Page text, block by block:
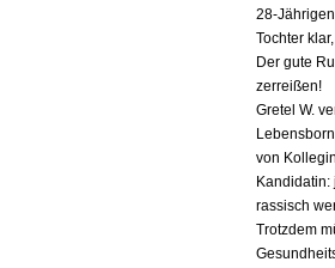
28-
Tochter
Der gute
zerreißen!
Gretel W.
von
rassisch
Trotzdem